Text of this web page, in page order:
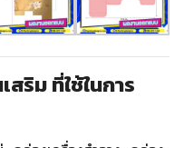
ริม ที่ใช้ในการ